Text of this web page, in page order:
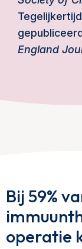
England
Bij 59%
operatie